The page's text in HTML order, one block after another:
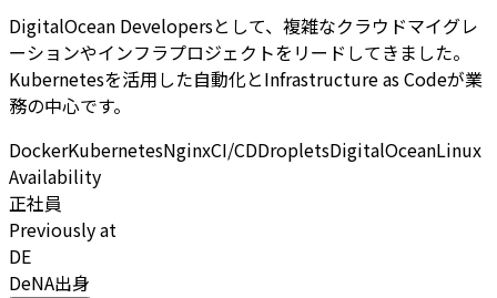
DigitalOcean Developersとして、複雑なクラウドマイグレ
ーションやインフラプロジェクトをリードしてきました。
Kubernetesを活用した自動化とInfrastructure as Codeが業
務の中心です。
DockerKubernetesNginxCI/CDDropletsDigitalOceanLinux
Availability
正社員
Previously at
DE
DeNA出身